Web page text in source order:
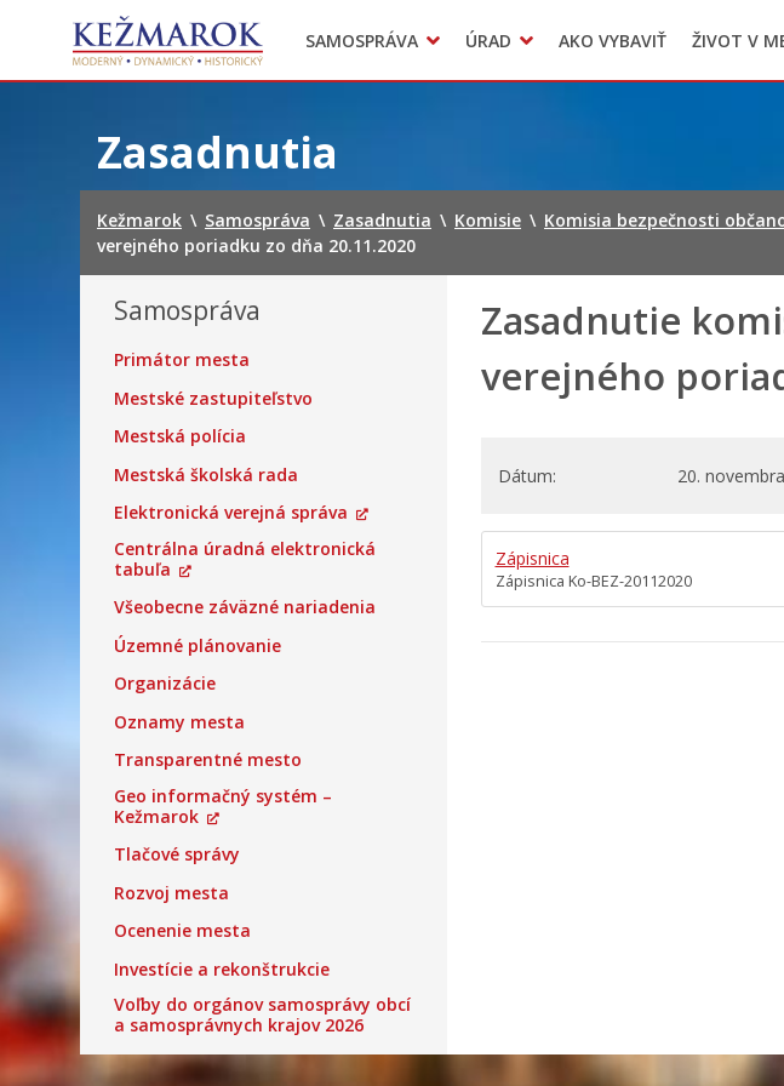
SAMOSPRÁVA
Mestská polícia
Geo
ÚRAD
Sekcie úradu
AKO VYBAVIŤ ŽIVOT V
Zasadnutia
Kežmarok \ Samospráva \ Zasadnutia \ Komisie \ Komisia bezpečnosti
verejného poriadku zo dňa 20.11.2020
Samospráva
Primátor mesta
Mestské zastupiteľstvo
Mestská polícia
Mestská školská rada
Elektronická verejná správa
Centrálna úradná elektronická
tabuľa
Všeobecne záväzné nariadenia
Územné plánovanie
Organizácie
Oznamy mesta
Transparentné mesto
Geo informačný systém –
Kežmarok
Tlačové správy
Rozvoj mesta
Ocenenie mesta
Investície a rekonštrukcie
Voľby do orgánov samosprávy obcí
a samosprávnych krajov 2026
Zasadnutie
verejného
Dátum 20.
Zápisnica
Zápisnica Ko-BEZ-20112020